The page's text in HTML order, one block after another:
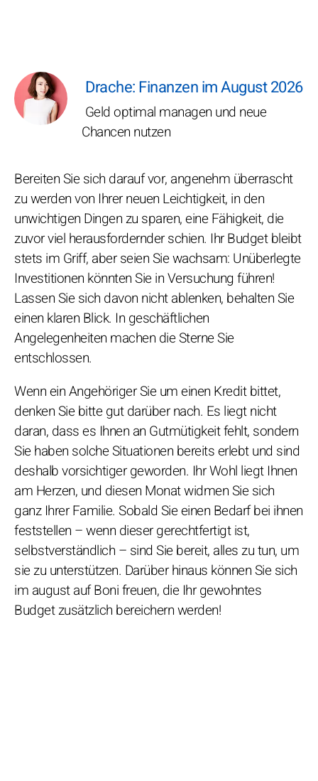
Drache: Finanzen im August 2026
Geld optimal managen und neue
Chancen nutzen
Bereiten Sie sich darauf vor, angenehm überrascht
zu werden von Ihrer neuen Leichtigkeit, in den
unwichtigen Dingen zu sparen, eine Fähigkeit, die
zuvor viel herausfordernder schien. Ihr Budget bleibt
stets im Griff, aber seien Sie wachsam: Unüberlegte
Investitionen könnten Sie in Versuchung führen!
Lassen Sie sich davon nicht ablenken, behalten Sie
einen klaren Blick. In geschäftlichen
Angelegenheiten machen die Sterne Sie
entschlossen.
Wenn ein Angehöriger Sie um einen Kredit bittet,
denken Sie bitte gut darüber nach. Es liegt nicht
daran, dass es Ihnen an Gutmütigkeit fehlt, sondern
Sie haben solche Situationen bereits erlebt und sind
deshalb vorsichtiger geworden. Ihr Wohl liegt Ihnen
am Herzen, und diesen Monat widmen Sie sich
ganz Ihrer Familie. Sobald Sie einen Bedarf bei ihnen
feststellen – wenn dieser gerechtfertigt ist,
selbstverständlich – sind Sie bereit, alles zu tun, um
sie zu unterstützen. Darüber hinaus können Sie sich
im august auf Boni freuen, die Ihr gewohntes
Budget zusätzlich bereichern werden!